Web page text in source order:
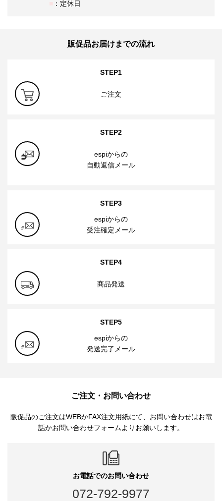
：定休日
販促品お届けまでの流れ
STEP1
ご注文
STEP2
espiからの
自動返信メール
STEP3
espiからの
受注確定メール
STEP4
商品発送
STEP5
espiからの
発送完了メール
ご注文・お問い合わせ
販促品のご注文はWEBかFAX注文用紙にて、お問い合わせはお電
話かお問い合わせフォームよりお願いします。
お電話でのお問い合わせ
072-792-9977